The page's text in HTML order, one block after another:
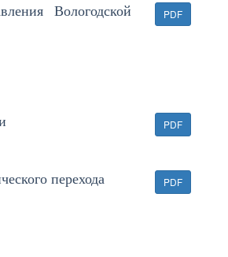
Вологодской
PDF
PDF
перехода PDF